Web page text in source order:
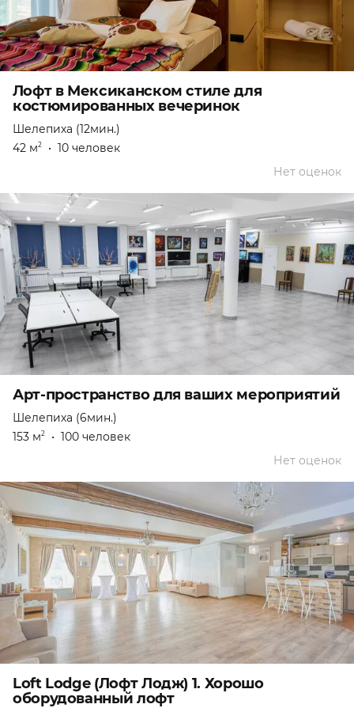
⁠Лофт в Мексиканском стиле для
костюмированных вечеринок
Шелепиха (12мин.)
42 м2 • 10 человек
Нет оценок
Арт-пространство для ваших мероприятий
Шелепиха (6мин.)
153 м2 • 100 человек
Нет оценок
Loft Lodge (Лофт Лодж) 1. Хорошо
оборудованный лофт